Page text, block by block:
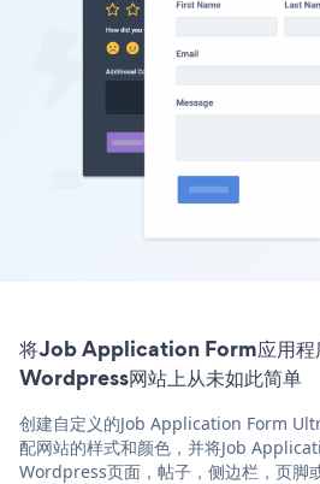
将Job Application Form应用程
Wordpress网站上从未如此简单
创建自定义的Job Application Form
配网站的样式和颜色，并将Job
Wordpress页面，帖子，侧边栏，页脚